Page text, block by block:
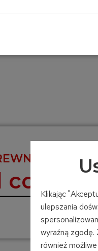
W
Klikając
ulepszania
wyraźną
również